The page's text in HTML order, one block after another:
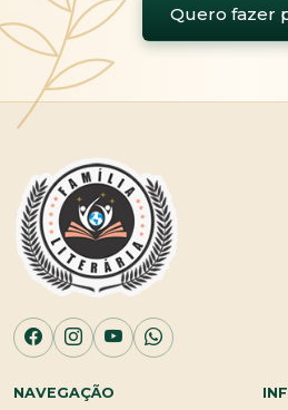
Quero fazer
NAVEGAÇÃO